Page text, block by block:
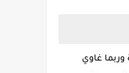
غاوي